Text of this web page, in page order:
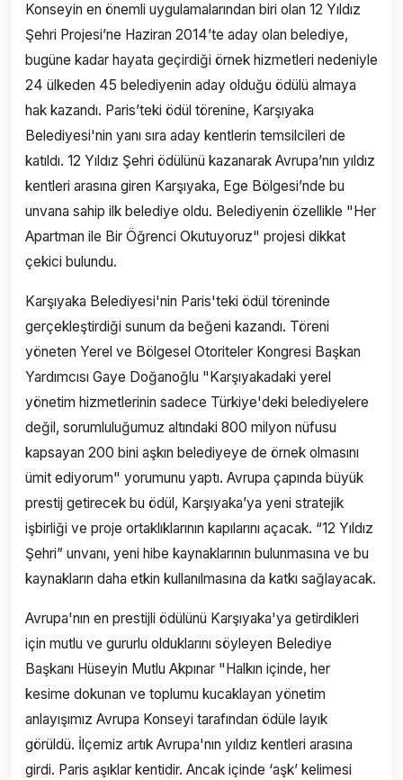
Konseyin en önemli uygulamalarından biri olan 12 Yıldız
Şehri Projesi’ne Haziran 2014’te aday olan belediye,
bugüne kadar hayata geçirdiği örnek hizmetleri nedeniyle
24 ülkeden 45 belediyenin aday olduğu ödülü almaya
hak kazandı. Paris’teki ödül törenine, Karşıyaka
Belediyesi'nin yanı sıra aday kentlerin temsilcileri de
katıldı. 12 Yıldız Şehri ödülünü kazanarak Avrupa’nın yıldız
kentleri arasına giren Karşıyaka, Ege Bölgesi’nde bu
unvana sahip ilk belediye oldu. Belediyenin özellikle "Her
Apartman ile Bir Öğrenci Okutuyoruz" projesi dikkat
çekici bulundu.
Karşıyaka Belediyesi'nin Paris'teki ödül töreninde
gerçekleştirdiği sunum da beğeni kazandı. Töreni
yöneten Yerel ve Bölgesel Otoriteler Kongresi Başkan
Yardımcısı Gaye Doğanoğlu "Karşıyakadaki yerel
yönetim hizmetlerinin sadece Türkiye'deki belediyelere
değil, sorumluluğumuz altındaki 800 milyon nüfusu
kapsayan 200 bini aşkın belediyeye de örnek olmasını
ümit ediyorum" yorumunu yaptı. Avrupa çapında büyük
prestij getirecek bu ödül, Karşıyaka’ya yeni stratejik
işbirliği ve proje ortaklıklarının kapılarını açacak. “12 Yıldız
Şehri” unvanı, yeni hibe kaynaklarının bulunmasına ve bu
kaynakların daha etkin kullanılmasına da katkı sağlayacak.
Avrupa'nın en prestijli ödülünü Karşıyaka'ya getirdikleri
için mutlu ve gururlu olduklarını söyleyen Belediye
Başkanı Hüseyin Mutlu Akpınar "Halkın içinde, her
kesime dokunan ve toplumu kucaklayan yönetim
anlayışımız Avrupa Konseyi tarafından ödüle layık
görüldü. İlçemiz artık Avrupa'nın yıldız kentleri arasına
girdi. Paris aşıklar kentidir. Ancak içinde ‘aşk’ kelimesi